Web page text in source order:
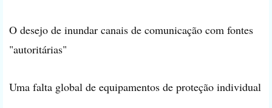
O desejo de inundar canais de comunicação com fontes
"autoritárias"
Uma falta global de equipamentos de proteção individual